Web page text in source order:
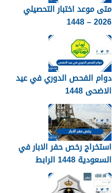
متى موعد اختبار التحصيلي
2026 – 1448
دوام الفحص الدوري في عيد
الاضحى 1448
استخراج رخص حفر الابار في
السعودية 1448 الرابط
والشروط بالتفصيل